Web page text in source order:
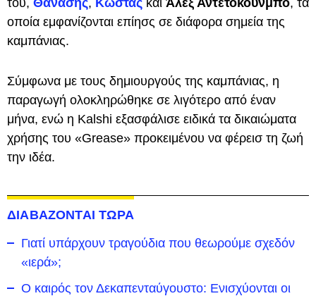
οποία εμφανίζονται επίησς σε διάφορα σημεία της
καμπάνιας.
Σύμφωνα με τους δημιουργούς της καμπάνιας, η
παραγωγή ολοκληρώθηκε σε λιγότερο από έναν
μήνα, ενώ η Kalshi εξασφάλισε ειδικά τα δικαιώματα
χρήσης του «Grease» προκειμένου να φέρεισ τη ζωή
την ιδέα.
ΔΙΑΒΑΖΟΝΤΑΙ ΤΩΡΑ
Γιατί υπάρχουν τραγούδια που θεωρούμε σχεδόν
«ιερά»;
Ο καιρός τον Δεκαπενταύγουστο: Ενισχύονται οι